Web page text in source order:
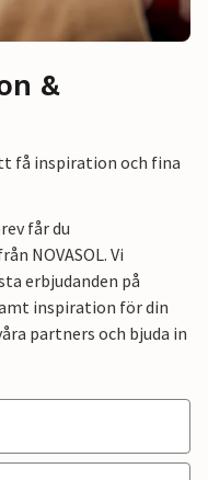
&
få inspiration och fina
får du
NOVASOL. Vi
erbjudanden på
inspiration för din
partners och bjuda in